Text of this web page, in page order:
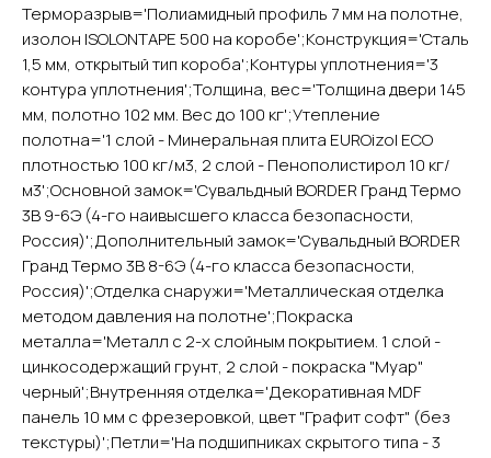
Терморазрыв='Полиамидный профиль 7 мм на полотне,
изолон ISOLONTAPE 500 на коробе';Конструкция='Сталь
1,5 мм, открытый тип короба';Контуры уплотнения='3
контура уплотнения';Толщина, вес='Толщина двери 145
мм, полотно 102 мм. Вес до 100 кг';Утепление
полотна='1 слой - Минеральная плита EUROizol ECO
плотностью 100 кг/м3, 2 слой - Пенополистирол 10 кг/
м3';Основной замок='Сувальдный BORDER Гранд Термо
3В 9-6Э (4-го наивысшего класса безопасности,
Россия)';Дополнительный замок='Сувальдный BORDER
Гранд Термо 3В 8-6Э (4-го класса безопасности,
Россия)';Отделка снаружи='Металлическая отделка
методом давления на полотне';Покраска
металла='Металл с 2-х слойным покрытием. 1 слой -
цинкосодержащий грунт, 2 слой - покраска "Муар"
черный';Внутренняя отделка='Декоративная MDF
панель 10 мм с фрезеровкой, цвет "Графит софт" (без
текстуры)';Петли='На подшипниках скрытого типа - 3
YURTA.DVERI
Контакты
О компании
Главная
Каталог
Покупателям
ИП Яриш Ю.С.
ОГРНИП 324508100130132